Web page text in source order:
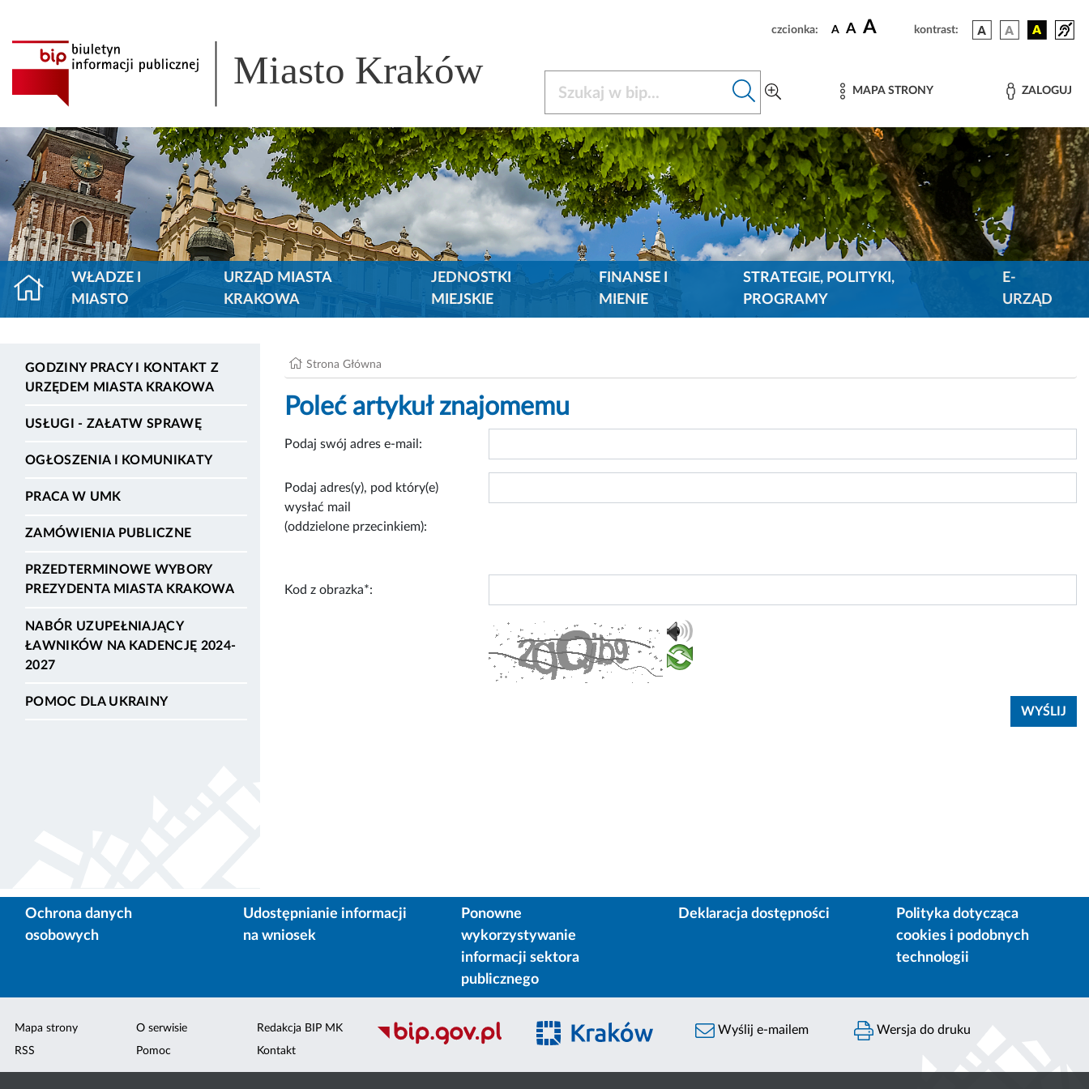
czcionka: A A A kontrast:
Miasto Kraków MAPA STRONY ZALOGUJ
WŁADZE I
MIASTO
URZĄD MIASTA
KRAKOWA
JEDNOSTKI
MIEJSKIE
FINANSE I
MIENIE
STRATEGIE, POLITYKI,
PROGRAMY
E-
URZĄD
GODZINY PRACY I KONTAKT Z
URZĘDEM MIASTA KRAKOWA
USŁUGI - ZAŁATW SPRAWĘ
OGŁOSZENIA I KOMUNIKATY
PRACA W UMK
ZAMÓWIENIA PUBLICZNE
PRZEDTERMINOWE WYBORY
PREZYDENTA MIASTA KRAKOWA
NABÓR UZUPEŁNIAJĄCY
ŁAWNIKÓW NA KADENCJĘ 2024-
2027
POMOC DLA UKRAINY
Strona Główna
Poleć artykuł znajomemu
Podaj swój adres e-mail:
Podaj adres(y), pod który(e)
wysłać mail
(oddzielone przecinkiem):
Kod z obrazka*:
Ochrona danych
osobowych
Udostępnianie informacji
na wniosek
Ponowne
wykorzystywanie
informacji sektora
publicznego
Deklaracja dostępności
Polityka dotycząca
cookies i podobnych
technologii
Mapa strony
RSS
O serwisie
Pomoc
Redakcja BIP MK
Kontakt
Wyślij e-mailem Wersja do druku